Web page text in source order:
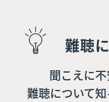
難聴
聞こえに
難聴について知